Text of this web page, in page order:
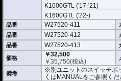
K1600GTL ('17-'21)
K1600GTL ('22-)
品番 W27520-411
品番 W27520-412
品番 W27520-413
価格
￥32,500
￥35,750(税込)
備考
※別ユニットのスイッチボ
くはMANUALをご参照くだ